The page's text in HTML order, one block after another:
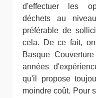
d'effectuer les
déchets au
préférable de
cela. De ce fait,
Basque
années
qu'il propose
moindre coût. Pour